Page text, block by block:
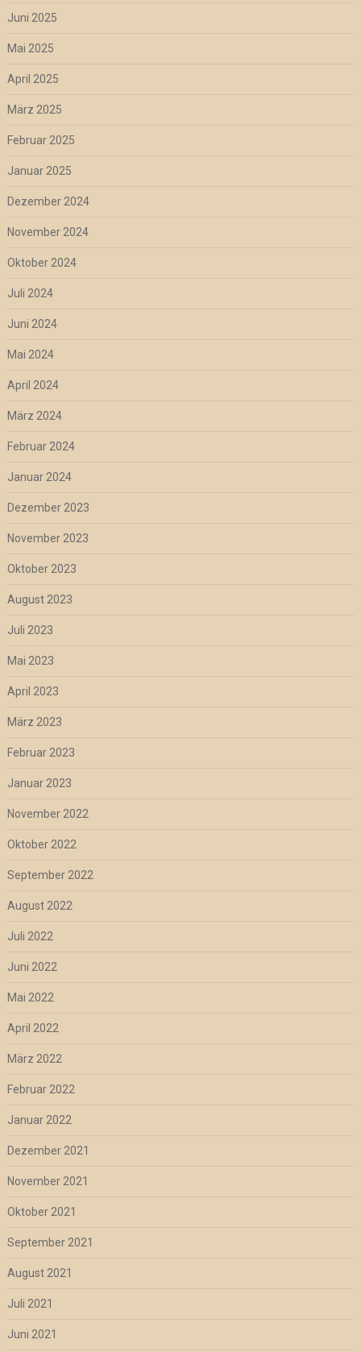
Juni 2025
Mai 2025
April 2025
März 2025
Februar 2025
Januar 2025
Dezember 2024
November 2024
Oktober 2024
Juli 2024
Juni 2024
Mai 2024
April 2024
März 2024
Februar 2024
Januar 2024
Dezember 2023
November 2023
Oktober 2023
August 2023
Juli 2023
Mai 2023
April 2023
März 2023
Februar 2023
Januar 2023
November 2022
Oktober 2022
September 2022
August 2022
Juli 2022
Juni 2022
Mai 2022
April 2022
März 2022
Februar 2022
Januar 2022
Dezember 2021
November 2021
Oktober 2021
September 2021
August 2021
Juli 2021
Juni 2021